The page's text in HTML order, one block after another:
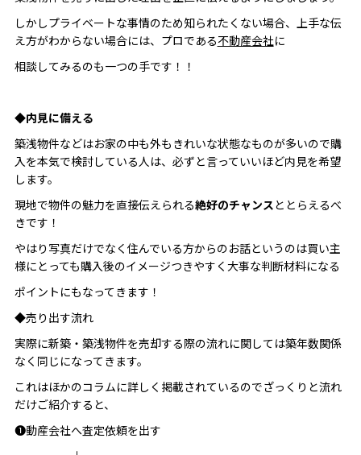
しかしプライベートな事情のため知られたくない場合、上手な伝
え方がわからない場合には、プロである不動産会社に
相談してみるのも一つの手です！！
◆内見に備える
築浅物件などはお家の中も外もきれいな状態なものが多いので購
入を本気で検討している人は、必ずと言っていいほど内見を希望
します。
現地で物件の魅力を直接伝えられる絶好のチャンスととらえるべ
きです！
やはり写真だけでなく住んでいる方からのお話というのは買い主
様にとっても購入後のイメージつきやすく大事な判断材料になる
ポイントにもなってきます！
◆売り出す流れ
実際に新築・築浅物件を売却する際の流れに関しては築年数関係
なく同じになってきます。
これはほかのコラムに詳しく掲載されているのでざっくりと流れ
だけご紹介すると、
❶動産会社へ査定依頼を出す